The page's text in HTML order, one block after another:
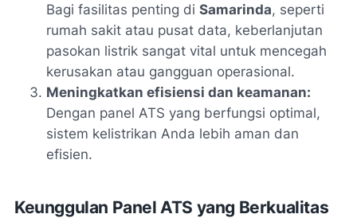
Bagi fasilitas penting di Samarinda, seperti
rumah sakit atau pusat data, keberlanjutan
pasokan listrik sangat vital untuk mencegah
kerusakan atau gangguan operasional.
Meningkatkan efisiensi dan keamanan:
Dengan panel ATS yang berfungsi optimal,
sistem kelistrikan Anda lebih aman dan
efisien.
Keunggulan Panel ATS yang Berkualitas